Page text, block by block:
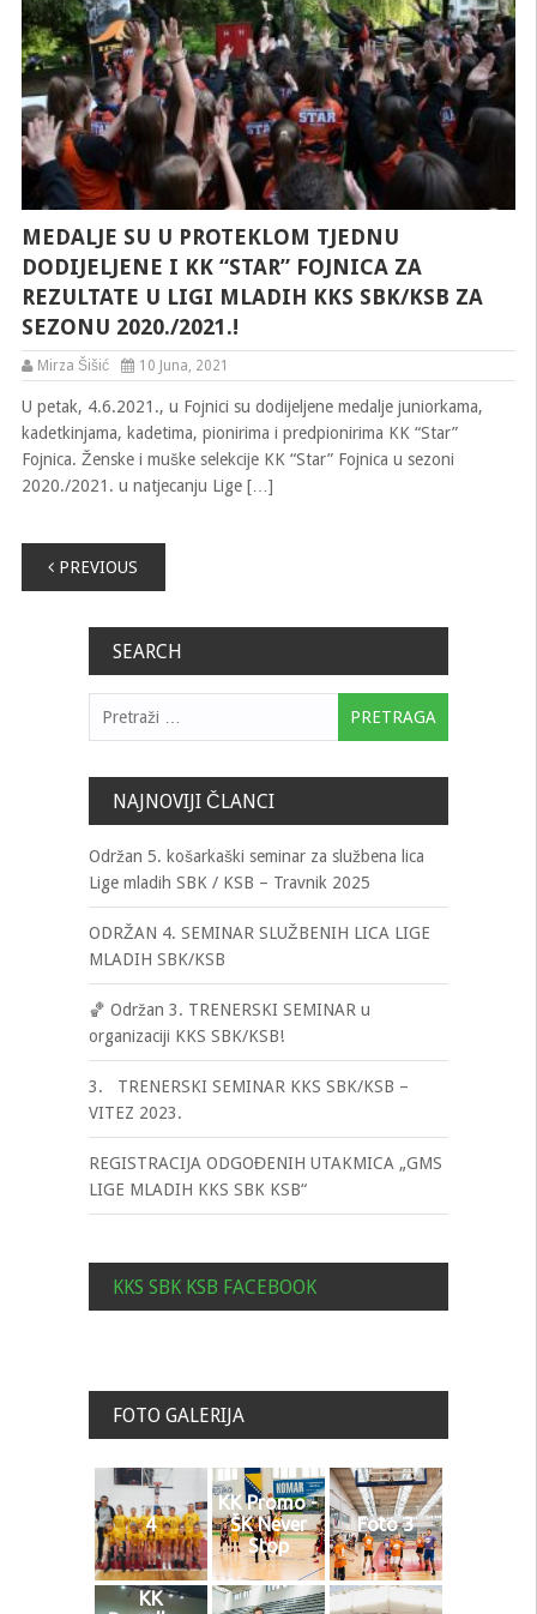
MEDALJE SU U PROTEKLOM TJEDNU
DODIJELJENE I KK “STAR” FOJNICA ZA
REZULTATE U LIGI MLADIH KKS SBK/KSB ZA
SEZONU 2020./2021.!
Mirza Šišić 10 Juna, 2021
U petak, 4.6.2021., u Fojnici su dodijeljene medalje juniorkama,
kadetkinjama, kadetima, pionirima i predpionirima KK “Star”
Fojnica. Ženske i muške selekcije KK “Star” Fojnica u sezoni
2020./2021. u natjecanju Lige […]
Navigacija
PREVIOUS
SEARCH
NAJNOVIJI ČLANCI
Održan 5. košarkaški seminar za službena lica
Lige mladih SBK / KSB – Travnik 2025
ODRŽAN 4. SEMINAR SLUŽBENIH LICA LIGE
MLADIH SBK/KSB
🏀 Održan 3. TRENERSKI SEMINAR u
organizaciji KKS SBK/KSB!
3. TRENERSKI SEMINAR KKS SBK/KSB –
VITEZ 2023.
REGISTRACIJA ODGOĐENIH UTAKMICA „GMS
LIGE MLADIH KKS SBK KSB“
KKS SBK KSB FACEBOOK
FOTO GALERIJA
4
KK Promo -
ŠK Never
Stop
Foto 3
KK